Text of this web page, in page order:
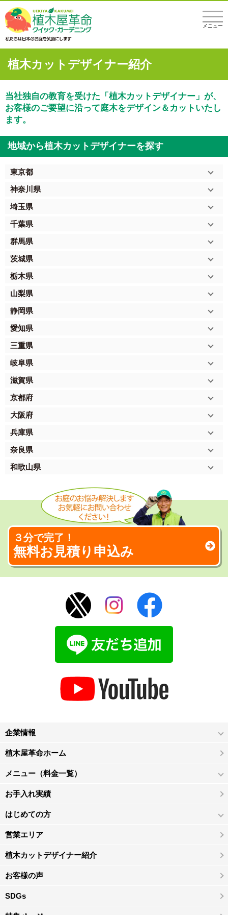
メニュー
植木カットデザイナー紹介
当社独自の教育を受けた「植木カットデザイナー」が、
お客様のご要望に沿って庭木をデザイン＆カットいたし
ます。
地域から植木カットデザイナーを探す
東京都
神奈川県
埼玉県
千葉県
群馬県
茨城県
栃木県
山梨県
静岡県
愛知県
三重県
岐阜県
滋賀県
京都府
大阪府
兵庫県
奈良県
和歌山県
３分で完了！
無料お見積り申込み
企業情報
植木屋革命ホーム
メニュー（料金一覧）
お手入れ実績
はじめての方
営業エリア
植木カットデザイナー紹介
お客様の声
SDGs